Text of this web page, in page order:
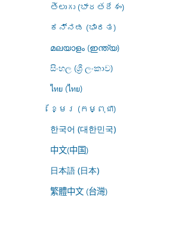
తెలుగు (భారతదేశం)
ಕನ್ನಡ (ಭಾರತ)
മലയാളം (ഇന്ത്യ)
සිංහල (ශ්‍රී ලංකාව)
ไทย (ไทย)
ខ្មែរ (កម្ពុជា)
한국어 (대한민국)
中文(中国)
日本語 (日本)
繁體中文 (台灣)